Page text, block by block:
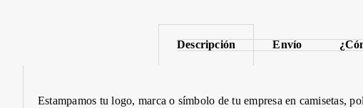
Descripción Envío
Estampamos tulogo, marca o símbolo de tu empresa en camisetas,